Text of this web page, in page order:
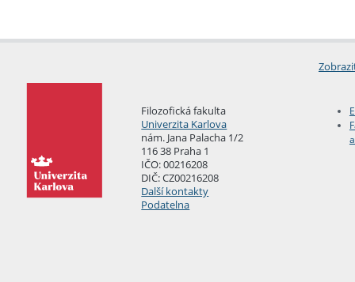
Filozofická fakulta
Univerzita Karlova
nám. Jana Palacha 1/2
116 38 Praha 1
IČO: 00216208
DIČ: CZ00216208
Další kontakty
Podatelna